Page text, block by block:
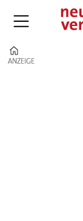
ANZEIGE
ANZEIGE